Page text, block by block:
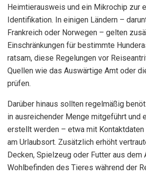
Heimtierausweis und ein Mikrochip zur
Identifikation. In einigen Ländern –
Frankreich oder Norwegen – gelten
Einschränkungen für bestimmte
ratsam, diese Regelungen vor
Quellen wie das Auswärtige Amt oder
prüfen.
Darüber hinaus sollten regelmäßig
in ausreichender Menge mitgeführt und
erstellt werden – etwa mit
am Urlaubsort. Zusätzlich erhöht
Decken, Spielzeug oder Futter aus dem
Wohlbefinden des Tieres während der